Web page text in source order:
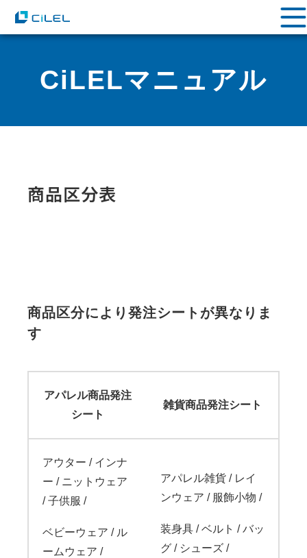
CiLELマニュアル
商品区分表
商品区分により発注シートが異なりま
す
アパレル商品発注
シート
雑貨商品発注シート
アウター / インナ
ー / ニットウェア
/ 子供服 /
ベビーウェア / ル
ームウェア /
アパレル雑貨 / レイ
ンウェア / 服飾小物 /
装身具 / ベルト / バッ
グ / シューズ /